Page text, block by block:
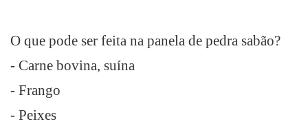
O que pode ser feita na panela de pedra sabão?
- Carne bovina, suína
- Frango
- Peixes